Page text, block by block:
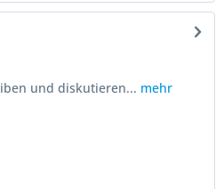
und diskutieren... mehr